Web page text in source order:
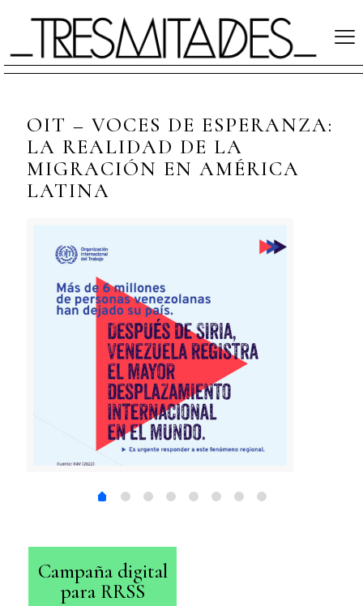
OIT – VOCES DE ESPERANZA:
LA REALIDAD DE LA
MIGRACIÓN EN AMÉRICA
LATINA
Campaña digital
para RRSS